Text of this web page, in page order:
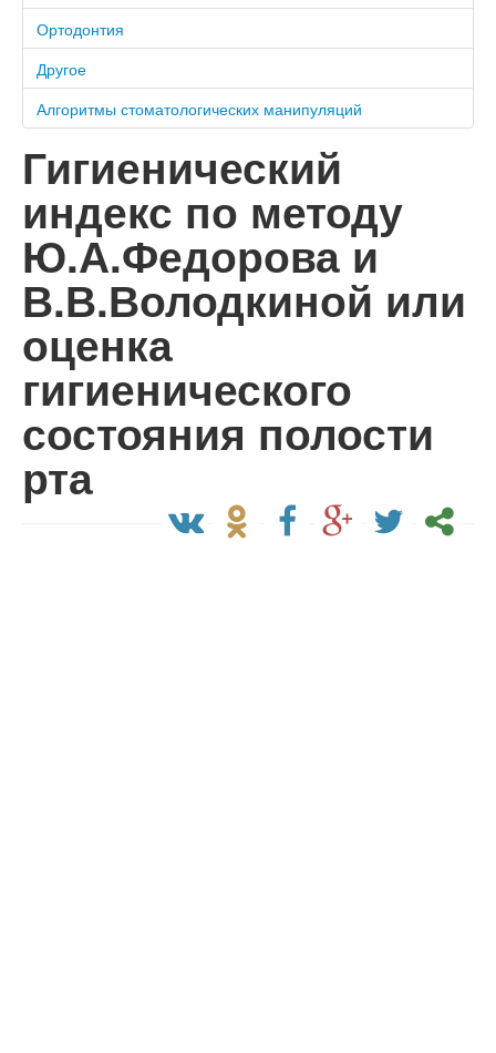
Ортодонтия
Другое
Алгоритмы стоматологических манипуляций
Гигиенический
индекс по методу
Ю.А.Федорова и
В.В.Володкиной или
оценка
гигиенического
состояния полости
рта